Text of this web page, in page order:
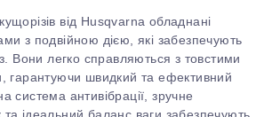
від Husqvarna обладнані
з подвійною дією, які забезпечують
Вони легко справляються з товстими
гарантуючи швидкий та ефективний
система антивібрації, зручне